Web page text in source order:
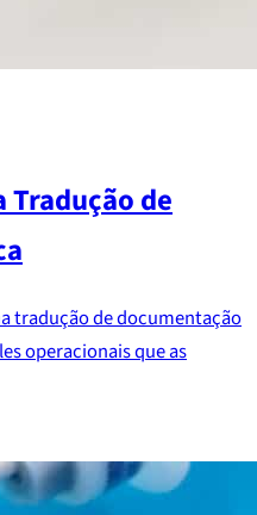
de
tradução de documentação
operacionais que as